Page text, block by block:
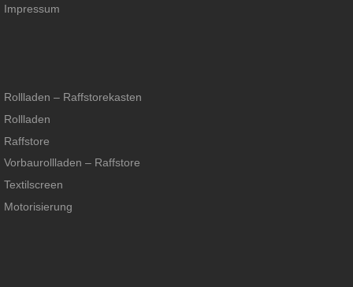
Impressum
Rollladen – Raffstorekasten
Rollladen
Raffstore
Vorbaurollladen – Raffstore
Textilscreen
Motorisierung